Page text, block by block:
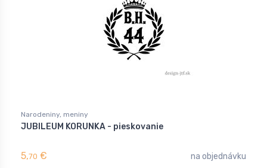
Narodeniny, meniny
JUBILEUM KORUNKA - pieskovanie
5,70 € na objednávku